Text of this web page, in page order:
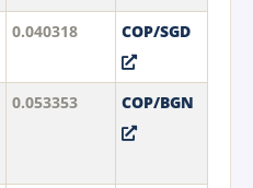
0.040318 COP/SGD
0.053353 COP/BGN